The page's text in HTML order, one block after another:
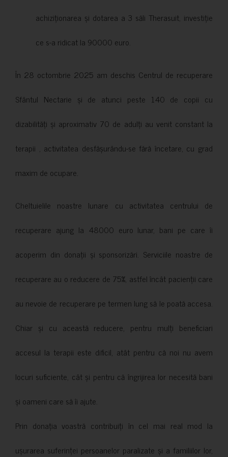
achiziționarea și dotarea a 3 săli Therasuit, investiție
ce s-a ridicat la 90000 euro.
În 28 octombrie 2025 am deschis Centrul de recuperare
Sfântul Nectarie și de atunci peste 140 de copii cu
dizabilități și aproximativ 70 de adulți au venit constant la
terapii , activitatea desfășurându-se fără încetare, cu grad
maxim de ocupare.
Cheltuielile noastre lunare cu activitatea centrului de
recuperare ajung la 48000 euro lunar, bani pe care îi
acoperim din donații și sponsorizări. Serviciile noastre de
recuperare au o reducere de 75%, astfel încât pacienții care
au nevoie de recuperare pe termen lung să le poată accesa.
Chiar și cu această reducere, pentru mulți beneficiari
accesul la terapii este dificil, atât pentru că noi nu avem
locuri suficiente, cât și pentru că îngrijirea lor necesită bani
și oameni care să îi ajute.
Prin donația voastră contribuiți în cel mai real mod la
ușurarea suferinței persoanelor paralizate și a familiilor lor,